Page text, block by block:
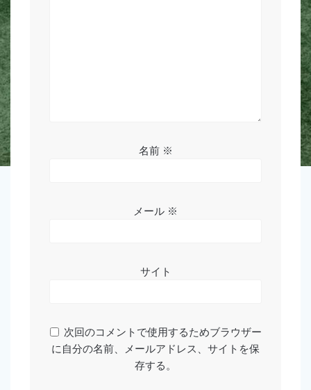
名前 ※
メール ※
サイト
次回のコメントで使用するためブラウザー
に自分の名前、メールアドレス、サイトを保
存する。